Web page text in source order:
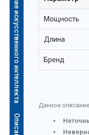
Описание искусственного интеллекта
Мощность
Длина
Бренд
Данное